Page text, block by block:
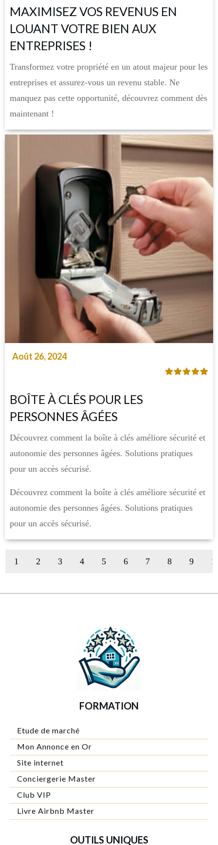
MAXIMISEZ VOS REVENUS EN
LOUANT VOTRE BIEN AUX
ENTREPRISES !
Transformez votre propriété en un atout majeur pour les
entreprises et assurez-vous un revenu stable. Ne
manquez pas cette opportunité, découvrez comment dès
maintenant !
Août 26, 2024
BOÎTE À CLÉS POUR LES
PERSONNES ÂGÉES
Découvrez comment la boîte à clés améliore sécurité et
autonomie des personnes âgées. Solutions pratiques
pour un accès sécurisé.
Découvrez comment la boîte à clés améliore sécurité et
autonomie des personnes âgées. Solutions pratiques
pour un accès sécurisé.
1 2 3 4 5 6 7 8 9
FORMATION
Etude de marché
Mon Annonce en Or
Site internet
Conciergerie Master
Club VIP
Livre Airbnb Master
OUTILS UNIQUES